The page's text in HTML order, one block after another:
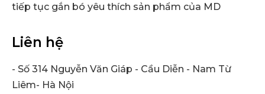
tiếp tục gắn bó yêu thích sản phẩm của MD
Liên hệ
- Số 314 Nguyễn Văn Giáp - Cầu Diễn - Nam Từ
Liêm- Hà Nội